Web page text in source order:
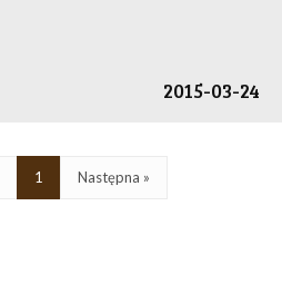
2015-03-24
1 Następna »